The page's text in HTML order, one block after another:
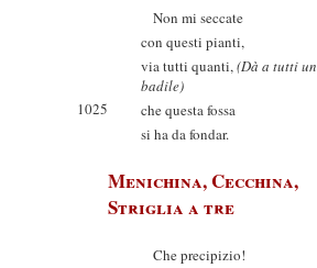
Non mi seccate
con questi pianti,
via tutti quanti,(Dà a tutti un
badile)
1025
che questa fossa
si ha da fondar.
Menichina, Cecchina,
Striglia a tre
Che precipizio!